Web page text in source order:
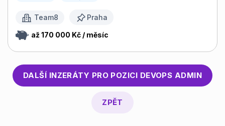
Team8 Praha
až 170 000 Kč / měsíc
DALŠÍ INZERÁTY PRO POZICI DEVOPS ADMIN
ZPĚT